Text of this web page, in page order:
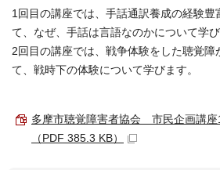
1回目の講座では、手話通訳養成の経験豊
て、なぜ、手話は言語なのかについて学び
2回目の講座では、戦争体験をした聴覚障
て、戦時下の体験について学びます。
多摩市聴覚障害者協会 市民企画講
（PDF 385.3 KB）